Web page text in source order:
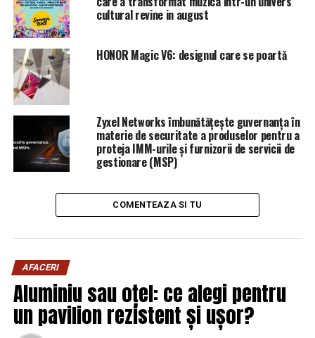
pentru reţinerea permisului şi deschiderea unui dosar
penal pe numele posesorului autoturismului, Răzvan
Ștefănescu. B1
ARTICOLE PE ACEIASI TEMA:
URMATORUL
Voucherele de vacanţã au "explodat" piaţa turismului
românesc | Sibiul de AZI
NU RATATI
a lui Dragnea Jr | Sibiul de AZI
cultural revine in august
HONOR Magic V6: designul care se poartă
Zyxel Networks îmbunătățește guvernanța în
materie de securitate a produselor pentru a
proteja IMM-urile și furnizorii de servicii de
gestionare (MSP)
COMENTEAZA SI TU
AFACERI
Aluminiu sau oțel: ce alegi pentru
un pavilion rezistent și ușor?